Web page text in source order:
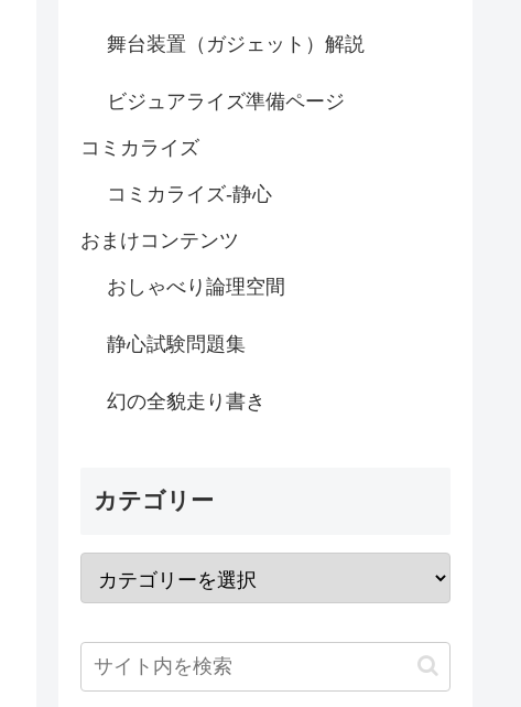
舞台装置（ガジェット）解説
ビジュアライズ準備ページ
コミカライズ
コミカライズ-静心
おまけコンテンツ
おしゃべり論理空間
静心試験問題集
幻の全貌走り書き
カテゴリー